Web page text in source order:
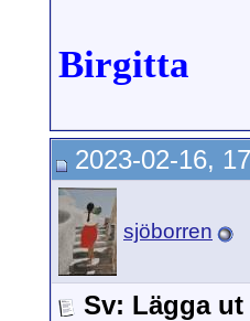
Birgitta
2023-02-16,
sjöborren
Sv: Lägga